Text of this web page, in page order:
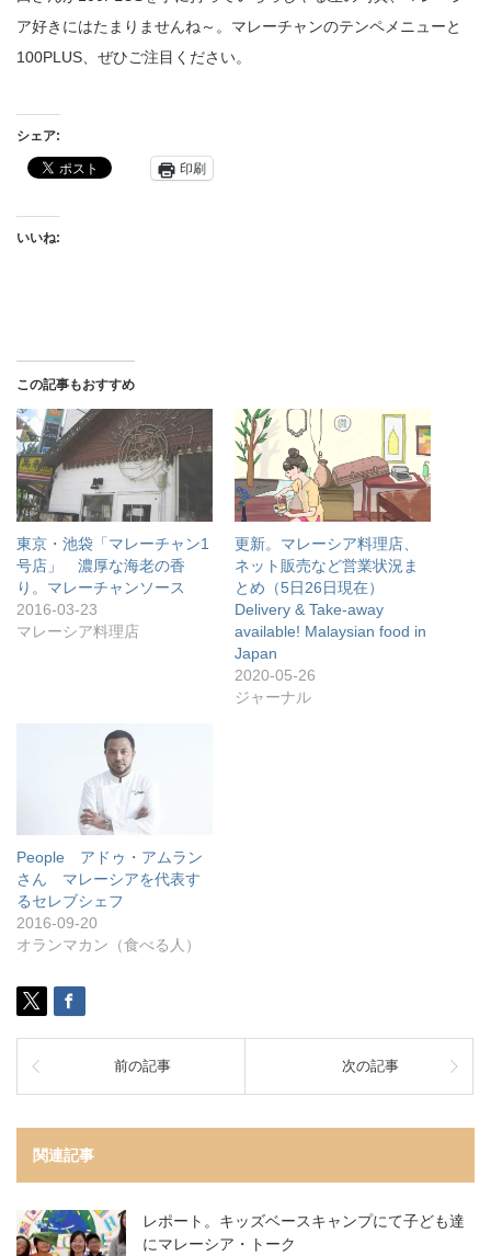
ア好きにはたまりませんね～。マレーチャンのテンペメニューと
100PLUS、ぜひご注目ください。
シェア:
印刷
いいね:
この記事もおすすめ
東京・池袋「マレーチャン1
号店」 濃厚な海老の香
り。マレーチャンソース
2016-03-23
マレーシア料理店
更新。マレーシア料理店、
ネット販売など営業状況ま
とめ（5日26日現在）
Delivery & Take-away
available! Malaysian food in
Japan
2020-05-26
ジャーナル
People アドゥ・アムラン
さん マレーシアを代表す
るセレブシェフ
2016-09-20
オランマカン（食べる人）
前の記事 次の記事
関連記事
レポート。キッズベースキャンプにて子ども達
にマレーシア・トーク